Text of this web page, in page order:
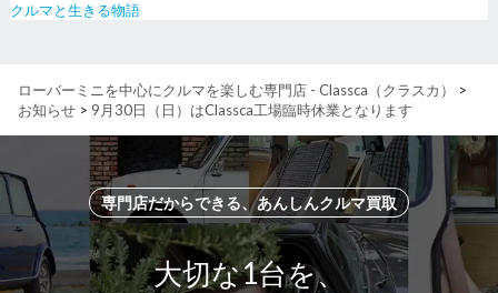
クルマと生きる物語
ローバーミニを中心にクルマを楽しむ専門店 - Classca（クラスカ）
>
お知らせ > 9月30日（日）はClassca工場臨時休業となります
専門店だからできる、あんしんクルマ買取
大切な1台を、